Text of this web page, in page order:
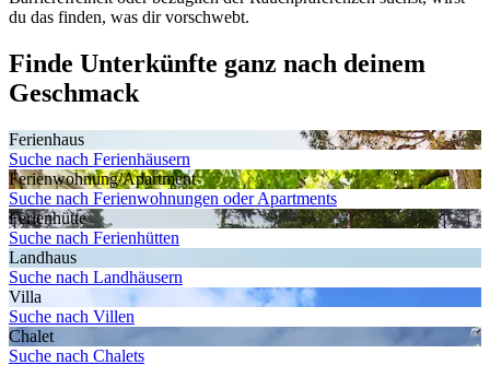
du das finden, was dir vorschwebt.
Finde Unterkünfte ganz nach deinem
Geschmack
Ferienhaus
Suche nach Ferienhäusern
Ferienwohnung/Apartment
Suche nach Ferienwohnungen oder Apartments
Ferienhütte
Suche nach Ferienhütten
Landhaus
Suche nach Landhäusern
Villa
Suche nach Villen
Chalet
Suche nach Chalets